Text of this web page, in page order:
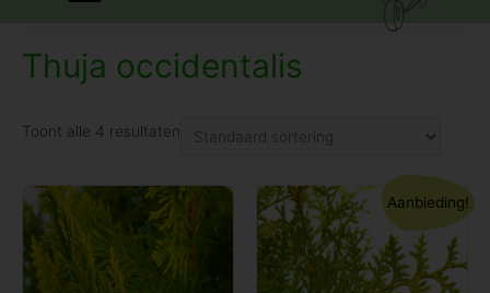
Thuja occidentalis
Toont alle 4 resultaten
Aanbieding!